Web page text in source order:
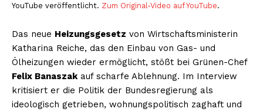
YouTube veröffentlicht. Zum Original-Video auf YouTube.
Das neue Heizungsgesetz von Wirtschaftsministerin
Katharina Reiche, das den Einbau von Gas- und
Ölheizungen wieder ermöglicht, stößt bei Grünen-Chef
Felix Banaszakauf scharfe Ablehnung. Im Interview
kritisiert er die Politik der Bundesregierung als
ideologisch getrieben, wohnungspolitisch zaghaft und